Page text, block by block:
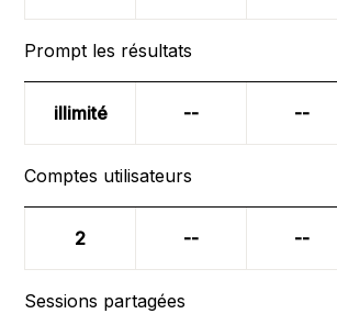
Prompt les résultats
illimité -- --
Comptes utilisateurs
2 -- --
Sessions partagées